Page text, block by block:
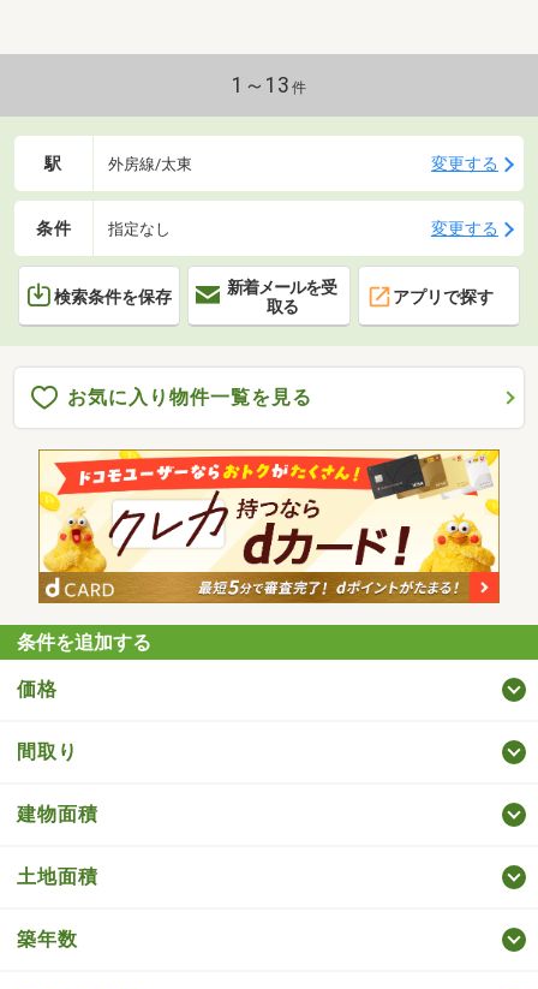
1～13 件
駅 外房線/太東 変更する
条件 指定なし 変更する
検索条件を保存
新着メールを受
取る
アプリで探す
お気に入り物件一覧を見る
条件を追加する
価格
間取り
建物面積
土地面積
築年数